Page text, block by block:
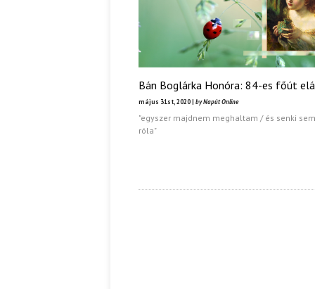
Bán Boglárka Honóra: 84-es főút
május 31st, 2020 | by Napút Online
"egyszer majdnem meghaltam / és senki
róla"